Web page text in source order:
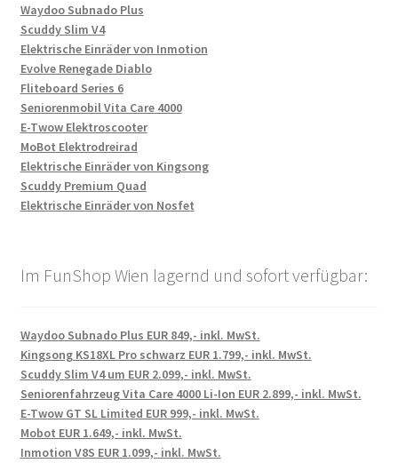
Waydoo Subnado Plus
Scuddy Slim V4
Elektrische Einräder von Inmotion
Evolve Renegade Diablo
Fliteboard Series 6
Seniorenmobil Vita Care 4000
E-Twow Elektroscooter
MoBot Elektrodreirad
Elektrische Einräder von Kingsong
Scuddy Premium Quad
Elektrische Einräder von Nosfet
Im FunShop Wien lagernd und sofort verfügbar:
Waydoo Subnado Plus EUR 849,- inkl. MwSt.
Kingsong KS18XL Pro schwarz EUR 1.799,- inkl. MwSt.
Scuddy Slim V4 um EUR 2.099,- inkl. MwSt.
Seniorenfahrzeug Vita Care 4000 Li-Ion EUR 2.899,- inkl. MwSt.
E-Twow GT SL Limited EUR 999,- inkl. MwSt.
Mobot EUR 1.649,- inkl. MwSt.
Inmotion V8S EUR 1.099,- inkl. MwSt.